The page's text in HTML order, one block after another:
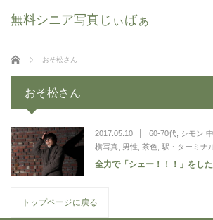
無料シニア写真じぃばぁ
ホーム おそ松さん
おそ松さん
2017.05.10 60-70代, シモン
横写真
男性 茶色 駅・ターミナ
全力で「シェー！！！」をした
トップページに戻る